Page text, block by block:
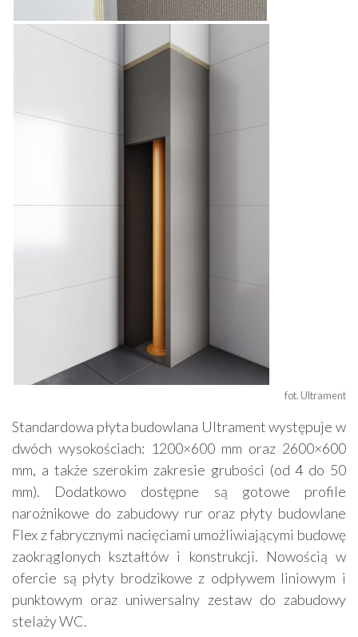
fot. Ultrament
Standardowa płyta budowlana Ultrament występuje w
dwóch wysokościach: 1200×600 mm oraz 2600×600
mm, a także szerokim zakresie grubości (od 4 do 50
mm). Dodatkowo dostępne są gotowe profile
narożnikowe do zabudowy rur oraz płyty budowlane
Flex z fabrycznymi nacięciami umożliwiającymi budowę
zaokrąglonych kształtów i konstrukcji. Nowością w
ofercie są płyty brodzikowe z odpływem liniowym i
punktowym oraz uniwersalny zestaw do zabudowy
stelaży WC.